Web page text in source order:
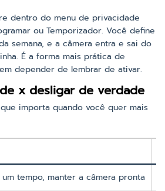
dentro do menu de privacidade
ou Temporizador. Você define
semana, e a câmera entra e sai do
É a forma mais prática de
depender de lembrar de ativar.
x desligar de verdade
importa quando você quer mais
um tempo, manter a câmera pronta